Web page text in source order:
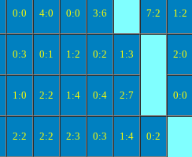
0:0 4:0 0:0 3:6 7:2 1:2
0:3 0:1 1:2 0:2 1:3 2:0
1:0 2:2 1:4 0:4 2:7 0:0
2:2 2:2 2:3 0:3 1:4 0:2